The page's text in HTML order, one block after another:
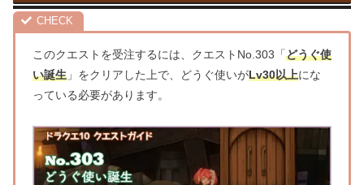
このクエストを受注するには、クエストNo.303「どうぐ使
い誕生 」をクリアした上で、どうぐ使いがLv30以上にな
っている必要があります。